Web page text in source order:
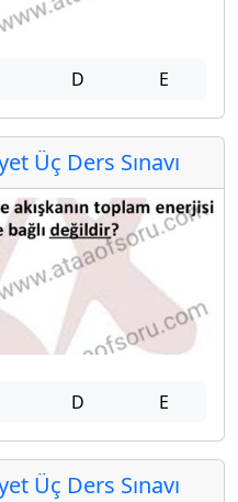
D E
Üç Ders Sınavı
D E
Üç Ders Sınavı